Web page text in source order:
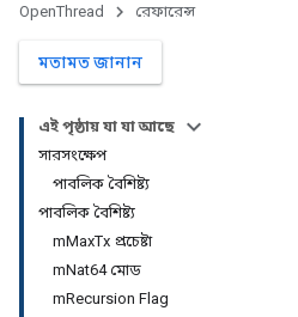
OpenThread রেফারেন্স
মতামত জানান
এই পৃষ্ঠায় যা যা আছে
সারসংক্ষেপ
পাবলিক বৈশিষ্ট্য
পাবলিক বৈশিষ্ট্য
mMaxTx প্রচেষ্টা
mNat64 মোড
mRecursion Flag